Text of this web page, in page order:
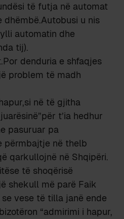
të futja në automat
u nis
automatin dhe
tij).
denduria e shfaqjes
problem të madh
në të gjitha
t’ia hedhur
pasuruar pa
përmbajtje në thelb
qarkullojnë në Shqipëri.
të shoqërisë
shekull më parë Faik
vese të tilla janë ende
“admirimi i hapur,